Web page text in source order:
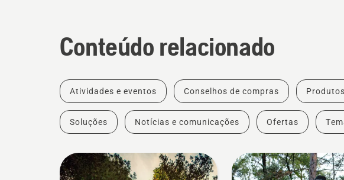
Conteúdo relacionado
Atividades e eventos Conselhos de compras
Soluções Notícias e comunicações Ofertas